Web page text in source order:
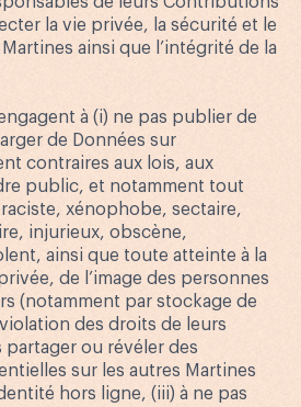
la vie privée, la sécurité et le
ainsi que l’intégrité de la
à (i) ne pas publier de
de Données sur
contraires aux lois, aux
public, et notamment tout
xénophobe, sectaire,
injurieux, obscène,
ainsi que toute atteinte à la
de l’image des personnes
(notamment par stockage de
des droits de leurs
partager ou révéler des
sur les autres Martines
hors ligne, (iii) à ne pas